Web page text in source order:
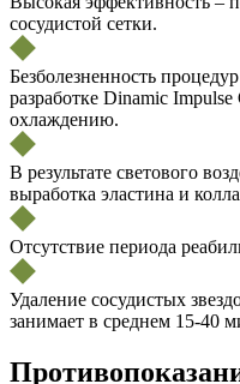
сосудистой сетки.
Безболезненность
разработке Dinamic
охлаждению.
В результате светового
выработка эластина и
Отсутствие периода
Удаление сосудистых
занимает в среднем 15-40